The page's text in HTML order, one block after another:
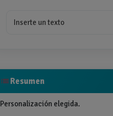
list Resumen
Personalización elegida.